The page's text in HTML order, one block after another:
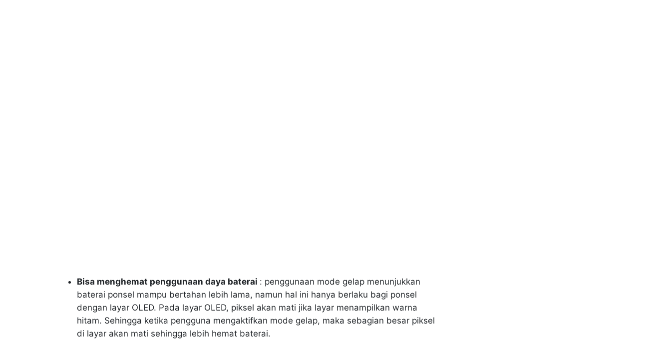
Bisa menghemat penggunaan daya baterai : penggunaan mode gelap menunjukkan
baterai ponsel mampu bertahan lebih lama, namun hal ini hanya berlaku bagi ponsel
dengan layar OLED. Pada layar OLED, piksel akan mati jika layar menampilkan warna
hitam. Sehingga ketika pengguna mengaktifkan mode gelap, maka sebagian besar piksel
di layar akan mati sehingga lebih hemat baterai.